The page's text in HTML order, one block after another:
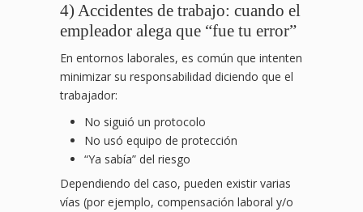
4) Accidentes de trabajo: cuando el
empleador alega que “fue tu error”
En entornos laborales, es común que intenten
minimizar su responsabilidad diciendo que el
trabajador:
No siguió un protocolo
No usó equipo de protección
“Ya sabía” del riesgo
Dependiendo del caso, pueden existir varias
vías (por ejemplo, compensación laboral y/o